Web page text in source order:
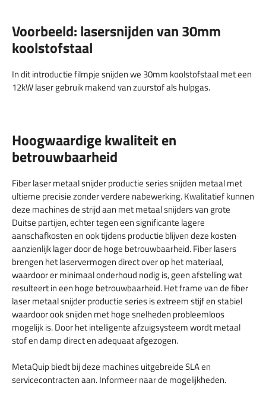
Voorbeeld: lasersnijden van 30mm
koolstofstaal
In dit introductie filmpje snijden we 30mm koolstofstaal met een
12kW laser gebruik makend van zuurstof als hulpgas.
Hoogwaardige kwaliteit en
betrouwbaarheid
Fiber laser metaal snijder productie series snijden metaal met
ultieme precisie zonder verdere nabewerking. Kwalitatief kunnen
deze machines de strijd aan met metaal snijders van grote
Duitse partijen, echter tegen een significante lagere
aanschafkosten en ook tijdens productie blijven deze kosten
aanzienlijk lager door de hoge betrouwbaarheid. Fiber lasers
brengen het laservermogen direct over op het materiaal,
waardoor er minimaal onderhoud nodig is, geen afstelling wat
resulteert in een hoge betrouwbaarheid. Het frame van de fiber
laser metaal snijder productie series is extreem stijf en stabiel
waardoor ook snijden met hoge snelheden probleemloos
mogelijk is. Door het intelligente afzuigsysteem wordt metaal
stof en damp direct en adequaat afgezogen.
MetaQuip biedt bij deze machines uitgebreide SLA en
servicecontracten aan. Informeer naar de mogelijkheden.